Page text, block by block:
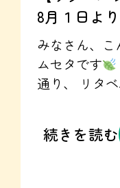
ぜひ、グル
お気軽のお問
リタベルグ
タ
https://
就労継続支
https://
8月１日よ
ョンが
みなさん、
ムセタです
通り、 リタベルグループより、訪問看
2026年7月17
別な吉日にあ
いう漢字が
続きを読む